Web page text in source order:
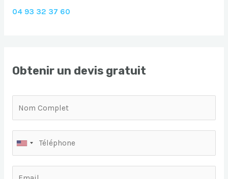
04 93 32 37 60
Obtenir un devis gratuit